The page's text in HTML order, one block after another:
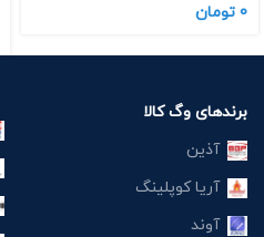
0 تومان
برندهای وگ کالا
آذین
آریا کوپلینگ
آوند